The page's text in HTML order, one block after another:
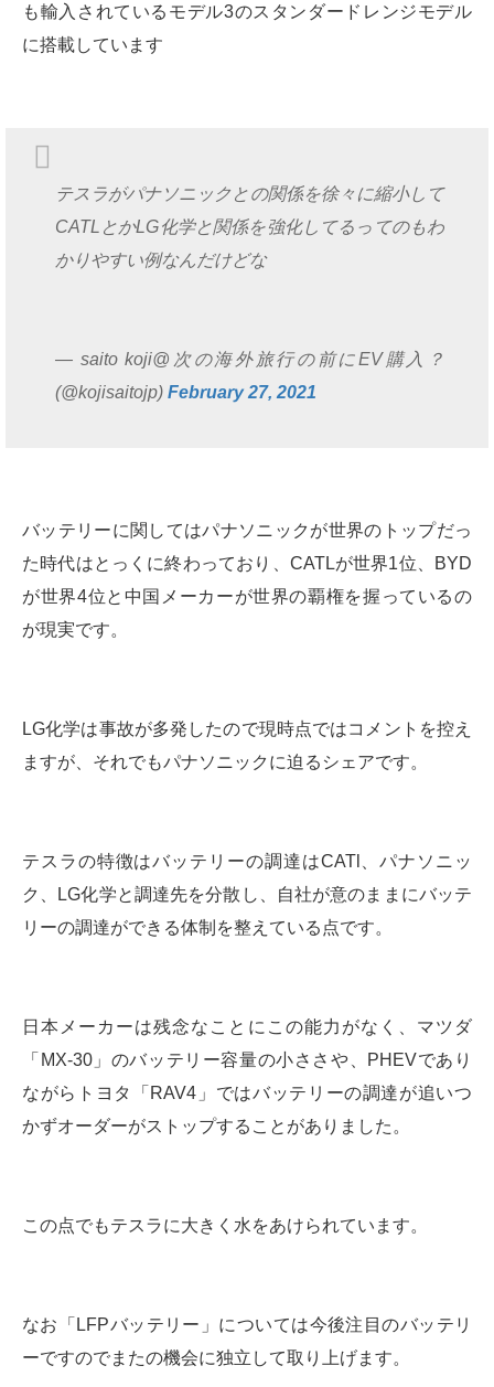
も輸入されているモデル3のスタンダードレンジモデル
に搭載しています
テスラがパナソニックとの関係を徐々に縮小して
CATLとかLG化学と関係を強化してるってのもわ
かりやすい例なんだけどな
— saito koji@次の海外旅行の前にEV購入？
(@kojisaitojp) February 27, 2021
バッテリーに関してはパナソニックが世界のトップだっ
た時代はとっくに終わっており、CATLが世界1位、BYD
が世界4位と中国メーカーが世界の覇権を握っているの
が現実です。
LG化学は事故が多発したので現時点ではコメントを控え
ますが、それでもパナソニックに迫るシェアです。
テスラの特徴はバッテリーの調達はCATl、パナソニッ
ク、LG化学と調達先を分散し、自社が意のままにバッテ
リーの調達ができる体制を整えている点です。
日本メーカーは残念なことにこの能力がなく、マツダ
「MX-30」のバッテリー容量の小ささや、PHEVであり
ながらトヨタ「RAV4」ではバッテリーの調達が追いつ
かずオーダーがストップすることがありました。
この点でもテスラに大きく水をあけられています。
なお「LFPバッテリー」については今後注目のバッテリ
ーですのでまたの機会に独立して取り上げます。